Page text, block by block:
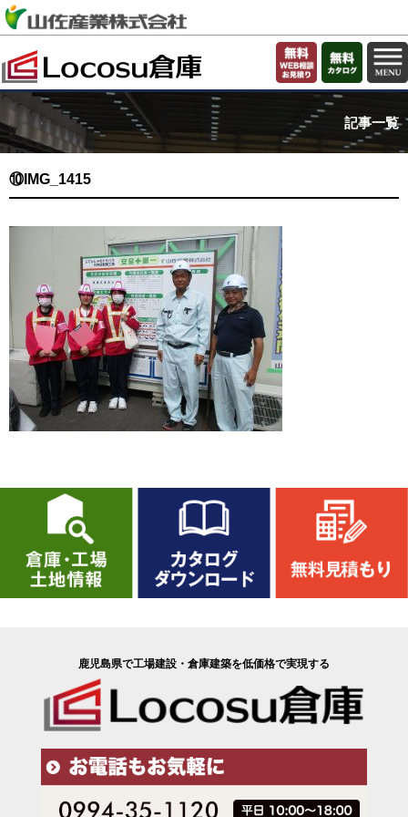
記事一覧
⑩IMG_1415
鹿児島県で工場建設・倉庫建築を低価格で実現する